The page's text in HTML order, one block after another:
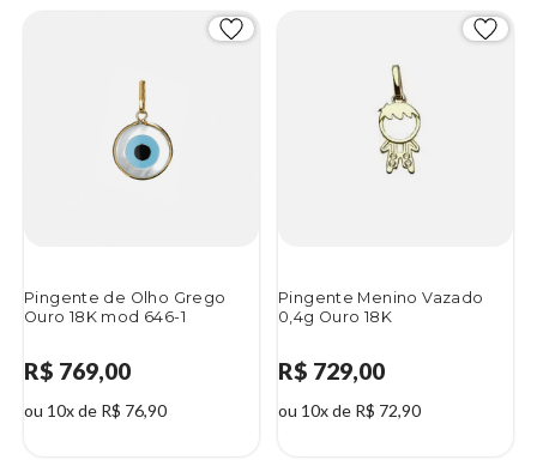
Pingente de Olho Grego
Ouro 18K mod 646-1
R$ 769,00
ou 10x de R$ 76,90
Pingente Menino Vazado
0,4g Ouro 18K
R$ 729,00
ou 10x de R$ 72,90